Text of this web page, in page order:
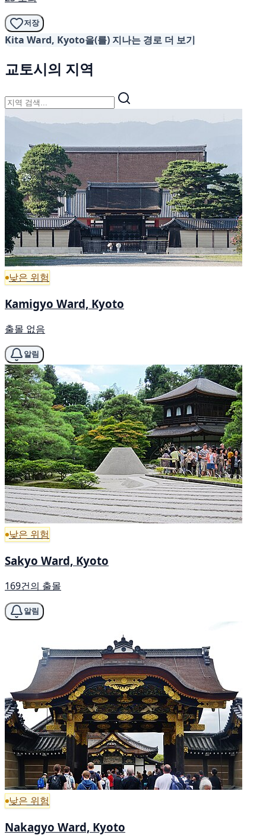
저장
Kita Ward, Kyoto을(를) 지나는 경로 더 보기
교토시의 지역
낮은 위험
Kamigyo Ward, Kyoto
출몰 없음
알림
낮은 위험
Sakyo Ward, Kyoto
169건의 출몰
알림
낮은 위험
Nakagyo Ward, Kyoto